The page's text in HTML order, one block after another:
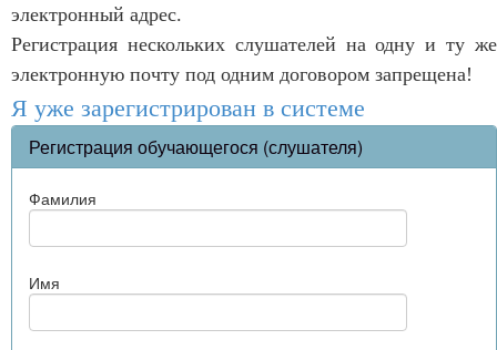
электронный адрес.
Регистрация нескольких слушателей на одну и ту же
электронную почту под одним договором запрещена!
Я уже зарегистрирован в системе
Регистрация обучающегося (слушателя)
Фамилия
Имя